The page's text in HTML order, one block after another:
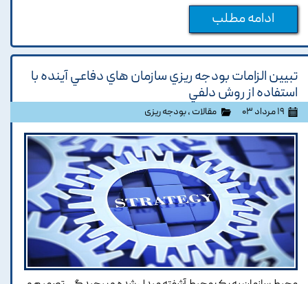
ادامه مطلب
تبيين الزامات بودجه ريزي سازمان هاي دفاعي آينده با
استفاده از روش دلفي
۱۹ مرداد ۰۳ مقالات ،بودجه ریزی